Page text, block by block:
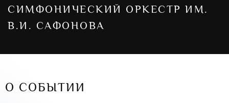
СИМФОНИЧЕСКИЙ ОРКЕСТР ИМ.
В.И. САФОНОВА
О СОБЫТИИ